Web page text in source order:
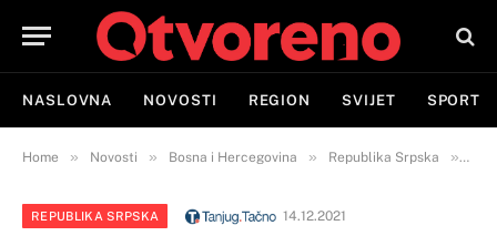
NASLOVNA NOVOSTI REGION SVIJET SPORT
Home » Novosti » Bosna i Hercegovina » Republika Srpska »
REPUBLIKA SRPSKA 14.12.2021